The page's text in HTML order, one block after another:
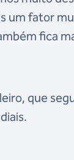
um fator
fica
que